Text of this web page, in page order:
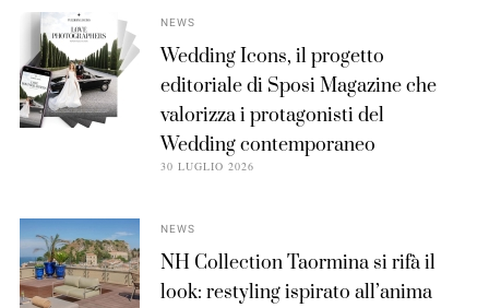
NEWS
Wedding Icons, il progetto
editoriale di Sposi Magazine che
valorizza i protagonisti del
Wedding contemporaneo
30 LUGLIO 2026
NEWS
NH Collection Taormina si rifà il
look: restyling ispirato all’anima